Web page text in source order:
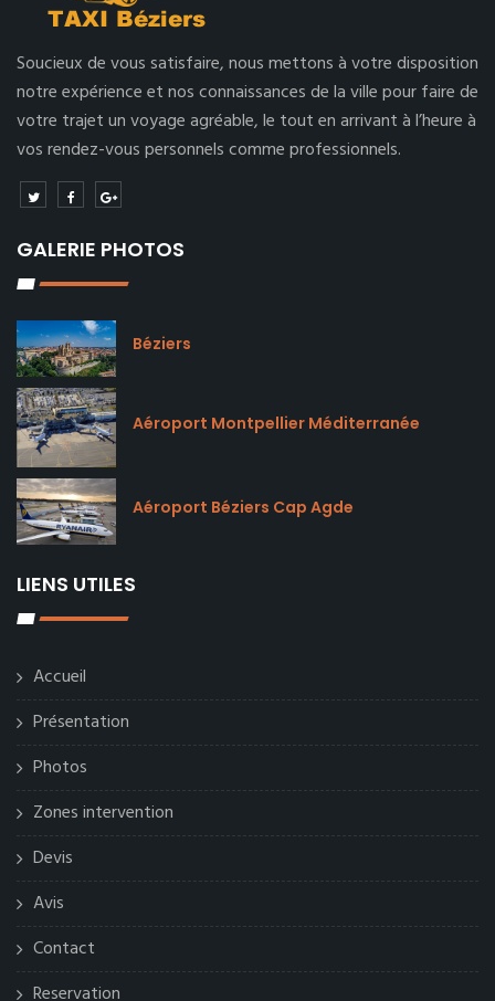
Soucieux de vous satisfaire, nous mettons à votre disposition
notre expérience et nos connaissances de la ville pour faire de
votre trajet un voyage agréable, le tout en arrivant à l’heure à
vos rendez-vous personnels comme professionnels.
GALERIE PHOTOS
Béziers
Aéroport Montpellier Méditerranée
Aéroport Béziers Cap Agde
LIENS UTILES
Accueil
Présentation
Photos
Zones intervention
Devis
Avis
Contact
Reservation